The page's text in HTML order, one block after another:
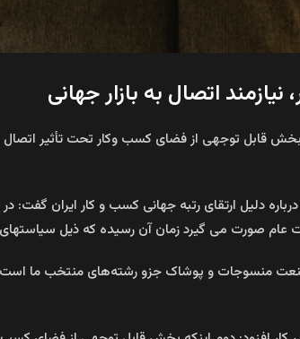
اتصال به بازار جهانی
قابل توجهی از فضای کسب وکار تحت تأثیر
دلیل ارتقای رتبه جهانی کسب و کار ایران
عام صورت می گیرد زمان آن رسیده که ذیل
منسوجات و پوشاک جزو رشته‌های منتخب ما است